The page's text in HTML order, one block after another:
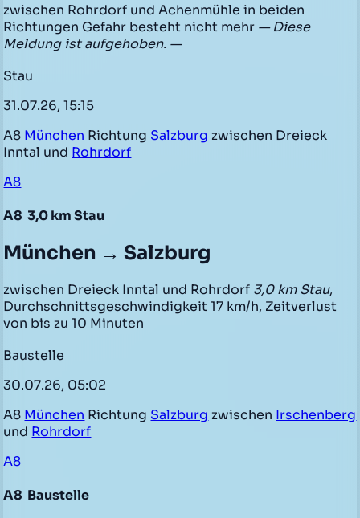
zwischen Rohrdorf und Achenmühle in beiden
Richtungen Gefahr besteht nicht mehr — Diese
Meldung ist aufgehoben. —
Stau
31.07.26, 15:15
A8 München Richtung Salzburg zwischen Dreieck
Inntal und Rohrdorf
A8
A8 3,0 km Stau
München → Salzburg
zwischen Dreieck Inntal und Rohrdorf 3,0 km Stau,
Durchschnittsgeschwindigkeit 17 km/h, Zeitverlust
von bis zu 10 Minuten
Baustelle
30.07.26, 05:02
A8 München Richtung Salzburg zwischen Irschenberg
und Rohrdorf
A8
A8 Baustelle